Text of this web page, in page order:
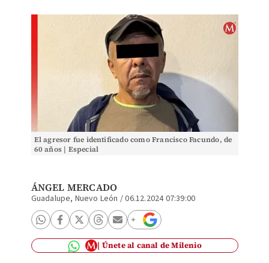
El agresor fue identificado como Francisco Facundo, de
60 años | Especial
ÁNGEL MERCADO
Guadalupe, Nuevo León /06.12.2024 07:39:00
Únete al canal de Milenio